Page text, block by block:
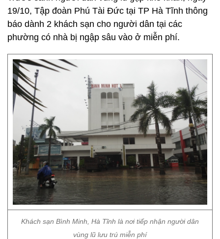
19/10, Tập đoàn Phú Tài Đức tại TP Hà Tĩnh thông
báo dành 2 khách sạn cho người dân tại các
phường có nhà bị ngập sâu vào ở miễn phí.
Khách sạn Bình Minh, Hà Tĩnh là nơi tiếp nhận người dân
vùng lũ lưu trú miễn phí